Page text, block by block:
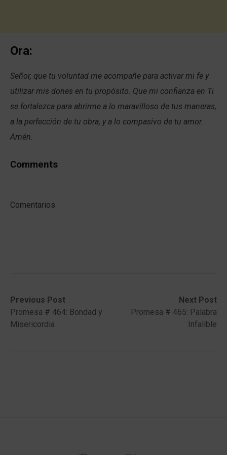
Ora:
Señor, que tu voluntad me acompañe para activar mi fe y
utilizar mis dones en tu propósito. Que mi confianza en Ti
se fortalezca para abrirme a lo maravilloso de tus maneras,
a la perfección de tu obra, y a lo compasivo de tu amor.
Amén.
Comments
Comentarios
Post
navigation
Previous Post
Previous
post:Promesa # 464: Bondad y
Misericordia
Next Post
Next
post:
Promesa # 465: Palabra
Infalible